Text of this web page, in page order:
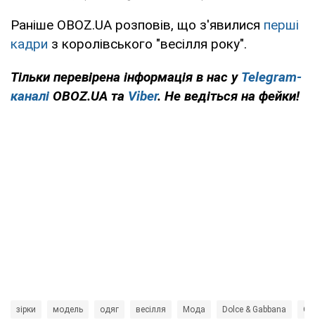
Раніше OBOZ.UA розповів, що з'явилися перші
кадри з королівського "весілля року".
Тільки перевірена інформація в нас у Telegram-
каналі OBOZ.UA та Viber. Не ведіться на фейки!
зірки модель одяг весілля Мода Dolce & Gabbana